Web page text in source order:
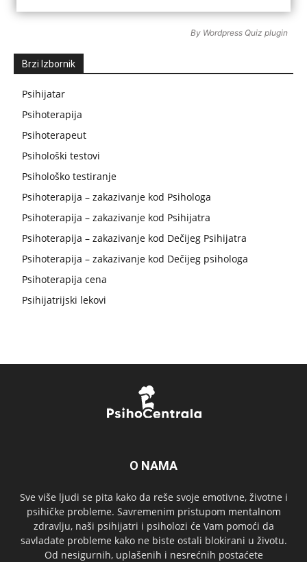
By Wordpress Quiz plugin
Brzi Izbornik
Psihijatar
Psihoterapija
Psihoterapeut
Psihološki testovi
Psihološko testiranje
Psihoterapija – zakazivanje kod Psihologa
Psihoterapija – zakazivanje kod Psihijatra
Psihoterapija – zakazivanje kod Dečijeg Psihijatra
Psihoterapija – zakazivanje kod Dečijeg psihologa
Psihoterapija cena
Psihijatrijski lekovi
O NAMA
Sve više ljudi se pita kako da reše svoje emotivne, životne i
psihičke probleme. Savremenim pristupom mentalnom
zdravlju, naši psihijatri i psiholozi će Vam pomoći da
savladate probleme kako ne biste ostali blokirani u životu.
Od nesigurnih, uplašenih i nesrećnih postaćete